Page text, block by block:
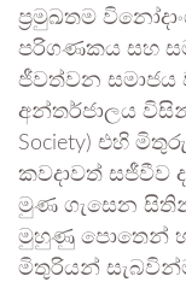
ප්‍රමුඛතම
පරිගණකය සහ
ජීවත්වන
අන්තර්ජාලය
Society) එහි
කවදාවත් සජීවීව
මුණ ගැසෙන
මුහුණු පොතෙන්
මිතුරියන්